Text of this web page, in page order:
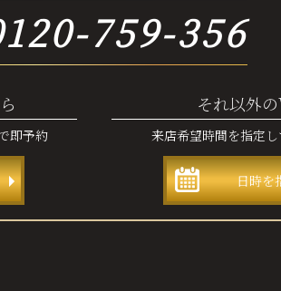
759-356
即予約
それ以外
来店希望時間を指定
日時を